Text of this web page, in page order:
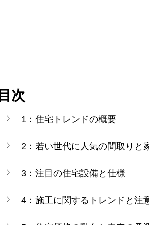
目次
1：住宅トレンドの概要
2： 若い世代に人気の間取りと
3：注目の住宅設備と仕様
4：施工に関するトレンドと注